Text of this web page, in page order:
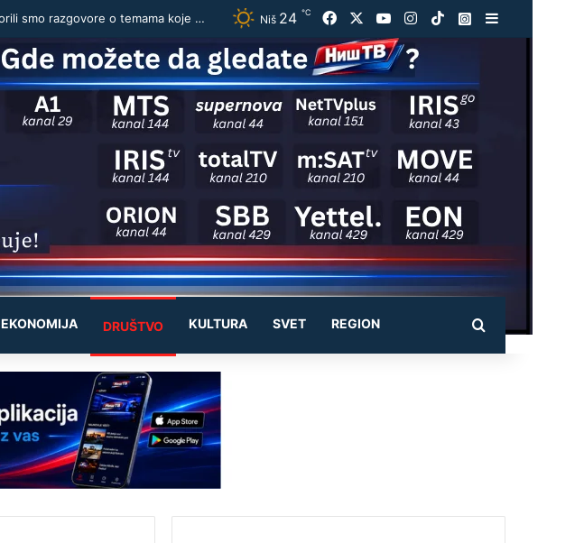
Vučić ugostio Zelenskog na večeri u Beogradu: „Otvorili smo razgovore o temama koje će biti u fokusu sastanaka“ Niš 24 ℃ Facebook YouTubeInstagram
TikTokInstagram
EKONOMIJA DRUŠTVO KULTURA SVET REGION Pretraži